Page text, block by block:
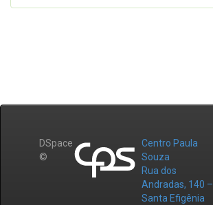
DSpace
©
Centro Paula
Souza
Rua dos
Andradas, 140 –
Santa Efigênia